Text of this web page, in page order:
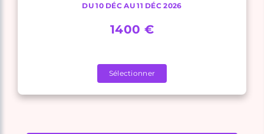
DU 10 DÉC AU 11 DÉC 2026
1400 €
Sélectionner